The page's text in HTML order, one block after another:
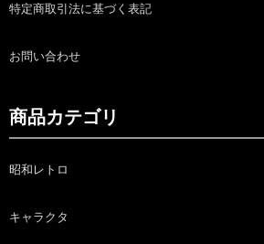
特定商取引法に基づく表記
お問い合わせ
商品カテゴリ
昭和レトロ
キャラクタ